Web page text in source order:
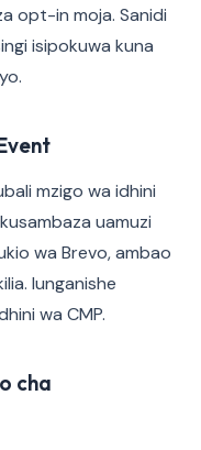
opt-in moja. Sanidi
isipokuwa kuna
mzigo wa idhini
uamuzi
wa Brevo, ambao
Iunganishe
wa CMP.
cha